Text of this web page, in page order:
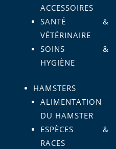
ACCESSOIRES
SANTÉ &
VÉTÉRINAIRE
SOINS &
HYGIÈNE
HAMSTERS
ALIMENTATION
DU HAMSTER
ESPÈCES &
RACES